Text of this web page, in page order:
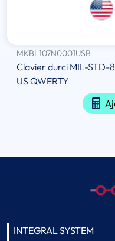
MKBL107N0001USB
Clavier durci MIL-STD-
US QWERTY
INTEGRAL SYSTEM